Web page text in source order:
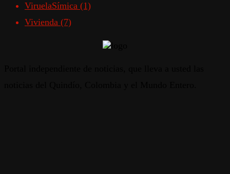
ViruelaSímica (1)
Vivienda (7)